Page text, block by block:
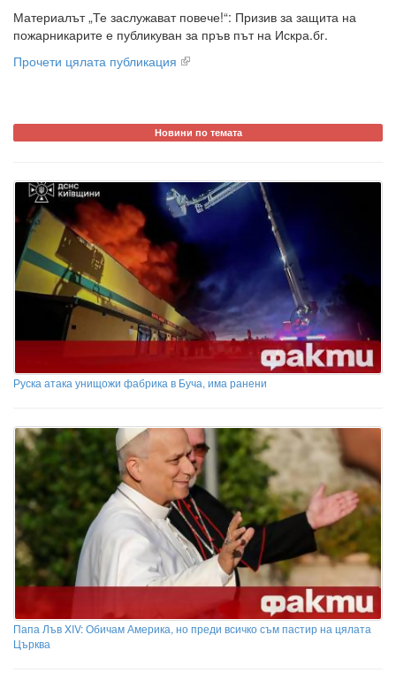
Материалът „Те заслужават повече!“: Призив за защита на
пожарникарите е публикуван за пръв път на Искра.бг.
Прочети цялата публикация
Новини по темата
Руска атака унищожи фабрика в Буча, има ранени
Папа Лъв XIV: Обичам Америка, но преди всичко съм пастир на цялата
Църква